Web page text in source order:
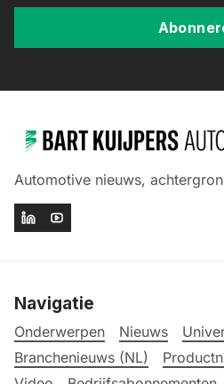
Automotive nieuws,
Navigatie
Onderwerpen Nieuws
Branchenieuws (NL)